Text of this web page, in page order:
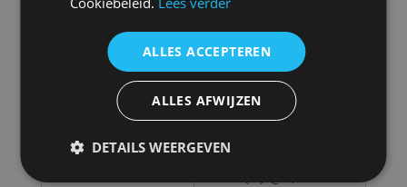
Aanbevolen
aansluiting
400V / 32A – 5-polig
CEAG
ALLES ACCEPTEREN
ALLES AFWIJZEN
DETAILS WEERGEVEN